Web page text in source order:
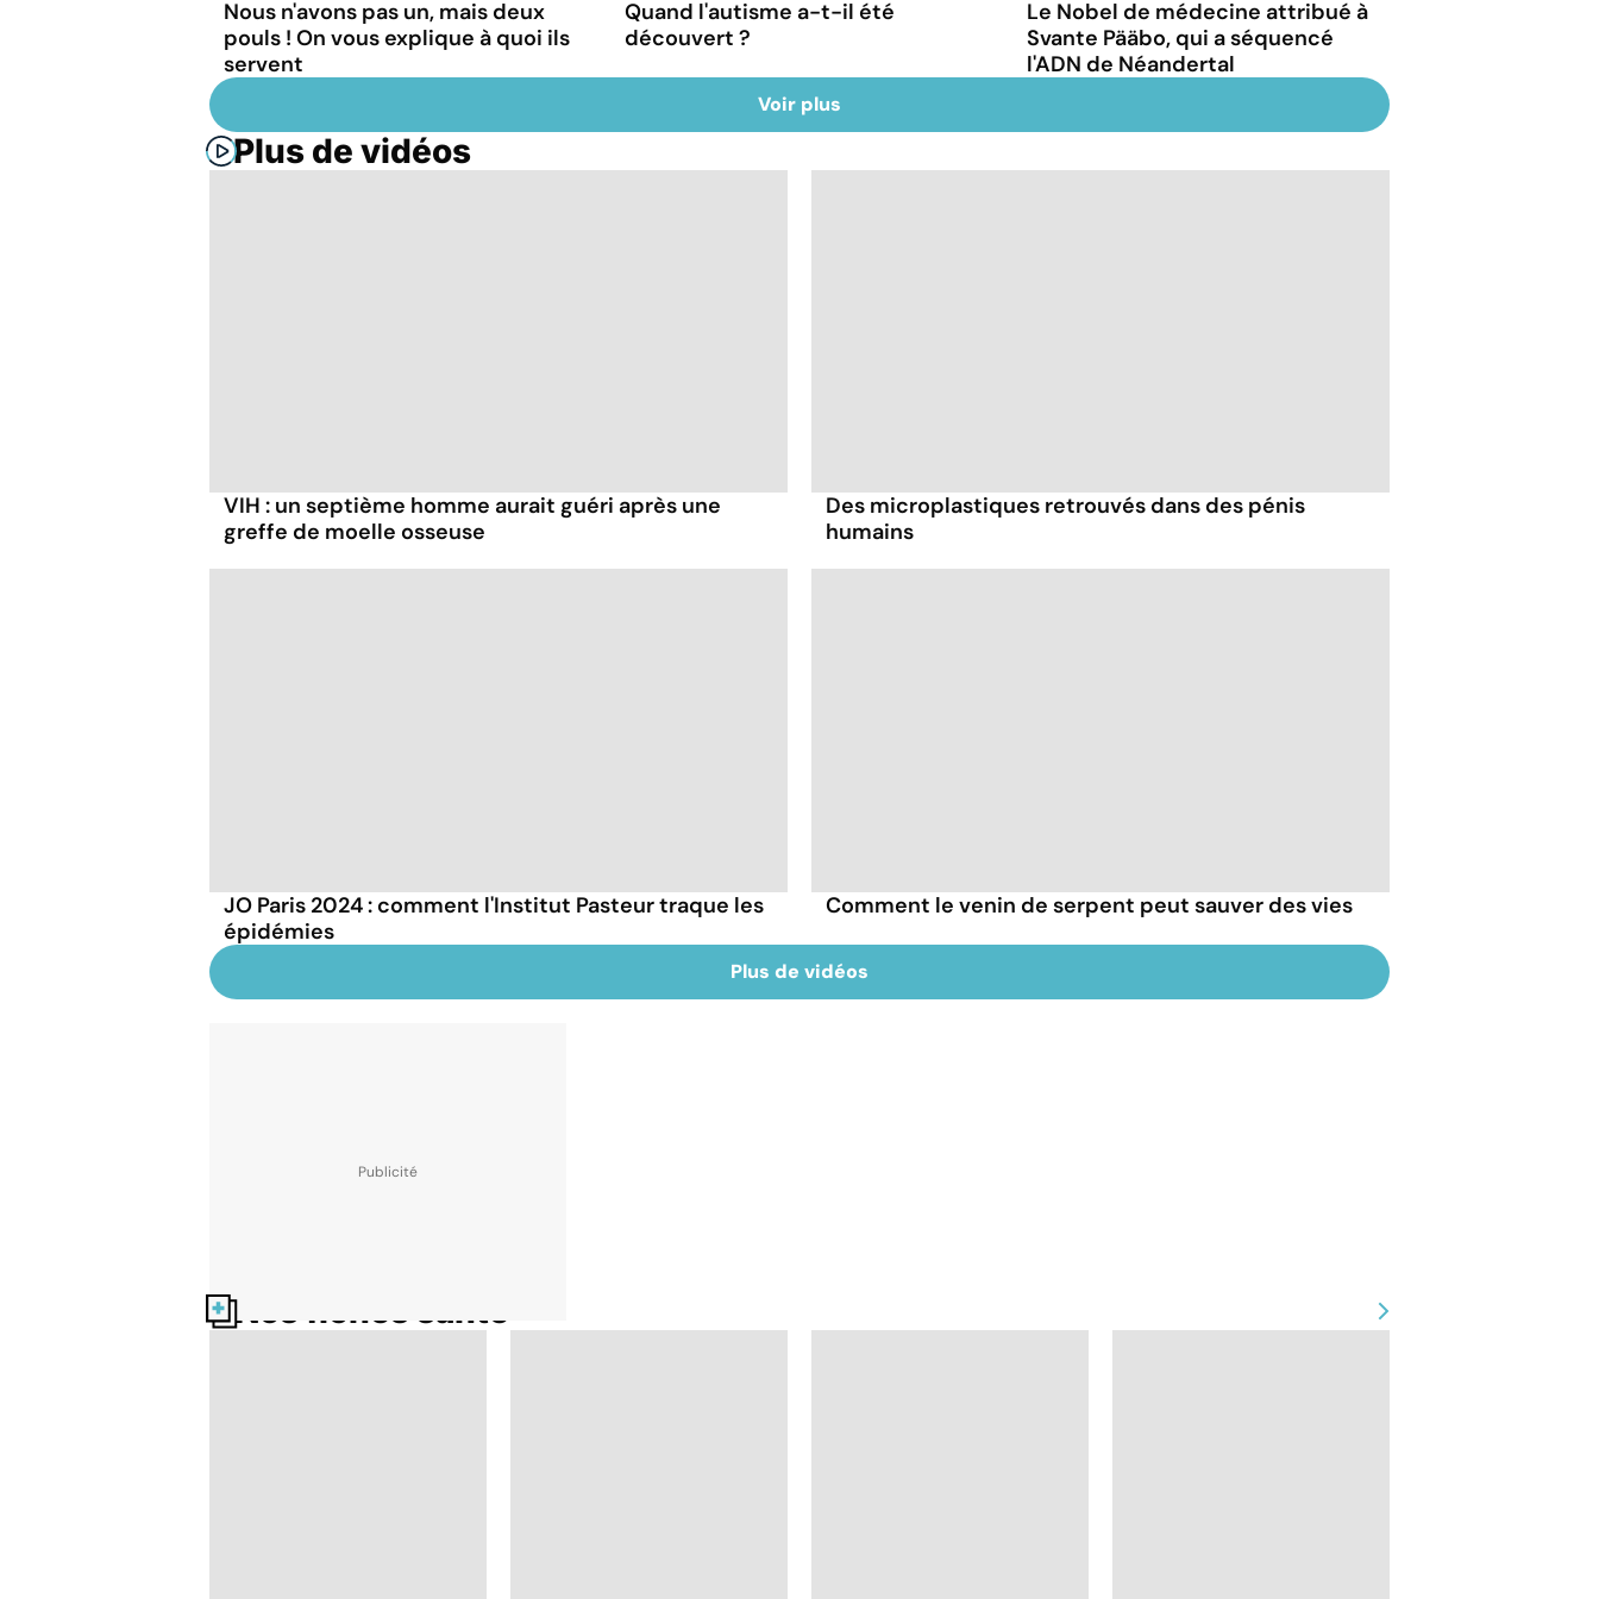
Nous n'avons pas un, mais deux
pouls ! On vous explique à quoi ils
servent
Quand l'autisme a-t-il été
découvert ?
Le Nobel de médecine attribué à
Svante Pääbo, qui a séquencé
l'ADN de Néandertal
Voir plus
Plus de vidéos
VIH : un septième homme aurait guéri après une
greffe de moelle osseuse
Des microplastiques retrouvés dans des pénis
humains
JO Paris 2024 : comment l'Institut Pasteur traque les
épidémies
Comment le venin de serpent peut sauver des vies
Plus de vidéos
Nos fiches santé